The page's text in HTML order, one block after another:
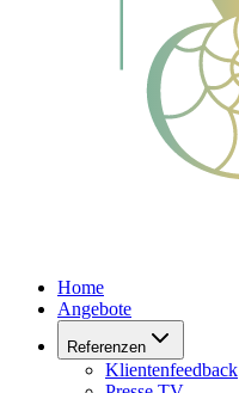
Home
Angebote
Referenzen
Klientenfeedback